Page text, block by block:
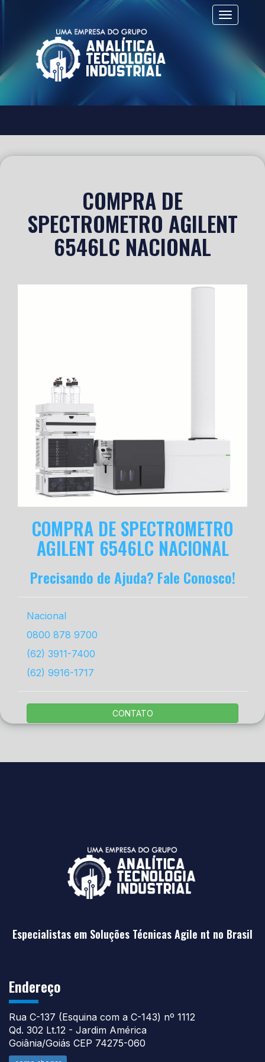
Alternar
COMPRA DE
SPECTROMETRO AGILENT
6546LC NACIONAL
COMPRA DE SPECTROMETRO
AGILENT 6546LC NACIONAL
Precisando de Ajuda? Fale Conosco!
Nacional
0800 878 9700
(62) 3911-7400
(62) 9916-1717
CONTATO
Especialistas em Soluções Técnicas Agile nt no Brasil
Endereço
Rua C-137 (Esquina com a C-143) nº 1112
Qd. 302 Lt.12 - Jardim América
Goiânia/Goiás CEP 74275-060